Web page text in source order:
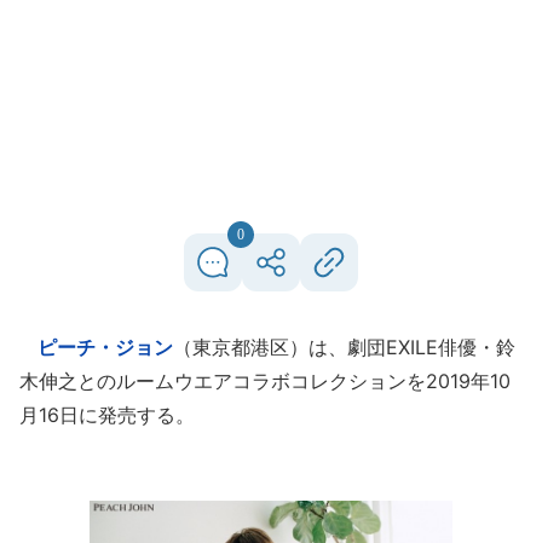
0
ピーチ・ジョン （東京都港区）は、劇団EXILE俳優・鈴
木伸之とのルームウエアコラボコレクションを2019年10
月16日に発売する。